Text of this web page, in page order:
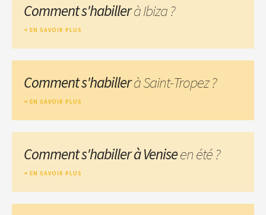
Comment s'habillerà Ibiza ?
EN SAVOIR PLUS
Comment s'habillerà Saint-Tropez ?
EN SAVOIR PLUS
Comment s'habiller à Veniseen été ?
EN SAVOIR PLUS